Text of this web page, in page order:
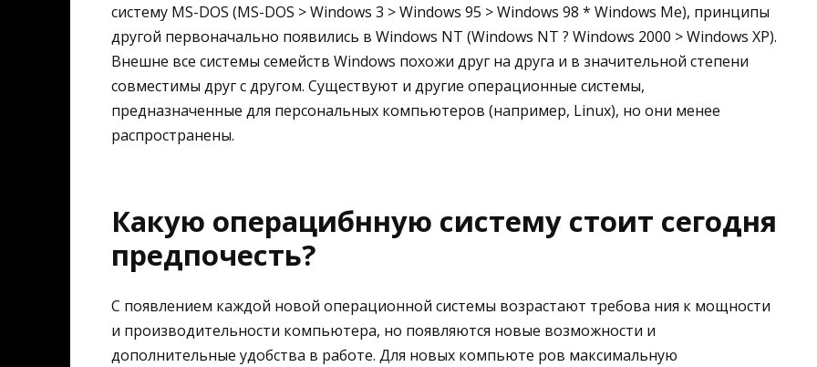
систему MS-DOS (MS-DOS > Windows 3 > Windows 95 > Windows 98 * Windows Me), принципы
другой первоначально появились в Windows NT (Windows NT ? Windows 2000 > Windows XP).
Внешне все системы семейств Windows похожи друг на друга и в значительной степени
совместимы друг с другом. Существуют и другие операционные системы,
предназначенные для персональных компьютеров (например, Linux), но они менее
распространены.
Какую операцибнную систему стоит сегодня
предпочесть?
С появлением каждой новой операционной системы возрастают требова ния к мощности
и производительности компьютера, но появляются новые возможности и
дополнительные удобства в работе. Для новых компьюте ров максимальную